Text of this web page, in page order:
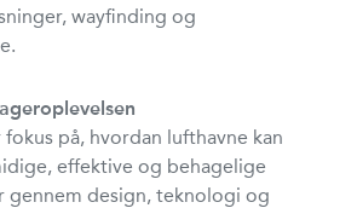
wayfinding og
på, hvordan lufthavne kan
effektive og behagelige
gennem design, teknologi og